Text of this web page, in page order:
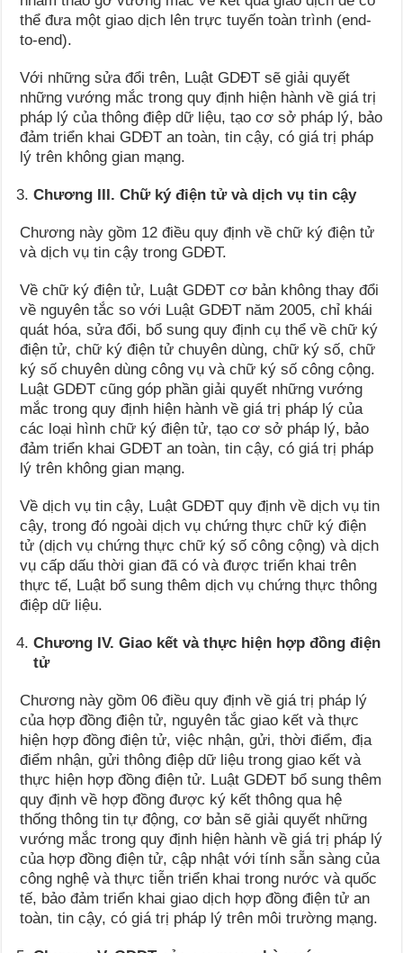
thể đưa một giao dịch lên trực tuyến toàn trình (end-
to-end).
Với những sửa đổi trên, Luật GDĐT sẽ giải quyết
những vướng mắc trong quy định hiện hành về giá trị
pháp lý của thông điệp dữ liệu, tạo cơ sở pháp lý, bảo
đảm triển khai GDĐT an toàn, tin cậy, có giá trị pháp
lý trên không gian mạng.
Chương III. Chữ ký điện tử và dịch vụ tin cậy
Chương này gồm 12 điều quy định về chữ ký điện tử
và dịch vụ tin cậy trong GDĐT.
Về chữ ký điện tử, Luật GDĐT cơ bản không thay đổi
về nguyên tắc so với Luật GDĐT năm 2005, chỉ khái
quát hóa, sửa đổi, bổ sung quy định cụ thể về chữ ký
điện tử, chữ ký điện tử chuyên dùng, chữ ký số, chữ
ký số chuyên dùng công vụ và chữ ký số công cộng.
Luật GDĐT cũng góp phần giải quyết những vướng
mắc trong quy định hiện hành về giá trị pháp lý của
các loại hình chữ ký điện tử, tạo cơ sở pháp lý, bảo
đảm triển khai GDĐT an toàn, tin cậy, có giá trị pháp
lý trên không gian mạng.
Về dịch vụ tin cậy, Luật GDĐT quy định về dịch vụ tin
cậy, trong đó ngoài dịch vụ chứng thực chữ ký điện
tử (dịch vụ chứng thực chữ ký số công cộng) và dịch
vụ cấp dấu thời gian đã có và được triển khai trên
thực tế, Luật bổ sung thêm dịch vụ chứng thực thông
điệp dữ liệu.
Chương IV. Giao kết và thực hiện hợp đồng điện
tử
Chương này gồm 06 điều quy định về giá trị pháp lý
của hợp đồng điện tử, nguyên tắc giao kết và thực
hiện hợp đồng điện tử, việc nhận, gửi, thời điểm, địa
điểm nhận, gửi thông điệp dữ liệu trong giao kết và
thực hiện hợp đồng điện tử. Luật GDĐT bổ sung thêm
quy định về hợp đồng được ký kết thông qua hệ
thống thông tin tự động, cơ bản sẽ giải quyết những
vướng mắc trong quy định hiện hành về giá trị pháp lý
của hợp đồng điện tử, cập nhật với tính sẵn sàng của
công nghệ và thực tiễn triển khai trong nước và quốc
tế, bảo đảm triển khai giao dịch hợp đồng điện tử an
toàn, tin cậy, có giá trị pháp lý trên môi trường mạng.